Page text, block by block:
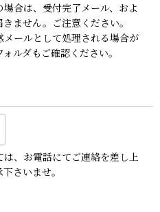
合は、受付完了メール、およ
ません。ご注意ください。
ールとして処理される場合が
ルダもご確認ください。
、お電話にてご連絡を差し上
さいませ。